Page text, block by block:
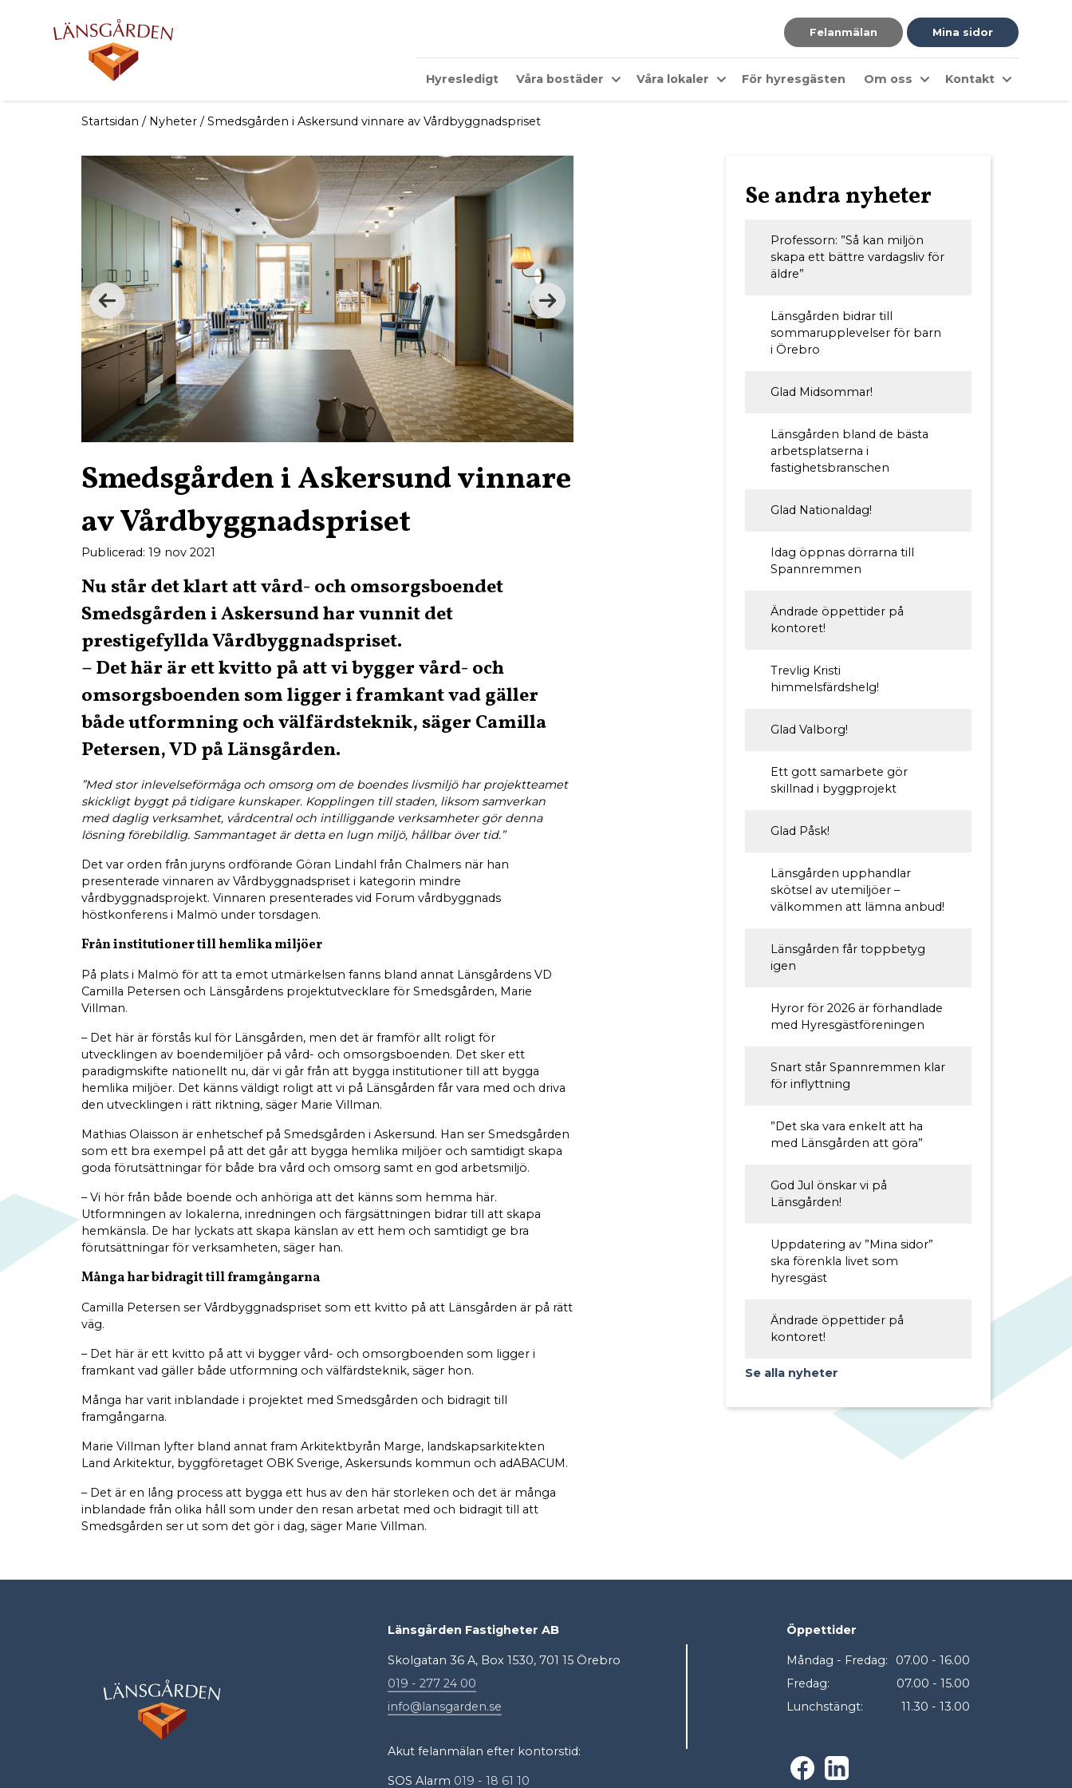
Felanmälan Mina sidor
Hyresledigt Våra bostäder Våra lokaler För hyresgästen Om oss Kontakt
Startsidan / Nyheter /Smedsgården i Askersund vinnare av Vårdbyggnadspriset
Smedsgården i Askersund vinnare
av Vårdbyggnadspriset
Publicerad: 19 nov 2021
Nu står det klart att vård- och omsorgsboendet
Smedsgården i Askersund har vunnit det
prestigefyllda Vårdbyggnadspriset.
– Det här är ett kvitto på att vi bygger vård- och
omsorgsboenden som ligger i framkant vad gäller
både utformning och välfärdsteknik, säger Camilla
Petersen, VD på Länsgården.
”Med stor inlevelseförmåga och omsorg om de boendes livsmiljö har projektteamet
skickligt byggt på tidigare kunskaper. Kopplingen till staden, liksom samverkan
med daglig verksamhet, vårdcentral och intilliggande verksamheter gör denna
lösning förebildlig. Sammantaget är detta en lugn miljö, hållbar över tid.”
Det var orden från juryns ordförande Göran Lindahl från Chalmers när han
presenterade vinnaren av Vårdbyggnadspriset i kategorin mindre
vårdbyggnadsprojekt. Vinnaren presenterades vid Forum vårdbyggnads
höstkonferens i Malmö under torsdagen.
Från institutioner till hemlika miljöer
På plats i Malmö för att ta emot utmärkelsen fanns bland annat Länsgårdens VD
Camilla Petersen och Länsgårdens projektutvecklare för Smedsgården, Marie
Villman.
– Det här är förstås kul för Länsgården, men det är framför allt roligt för
utvecklingen av boendemiljöer på vård- och omsorgsboenden. Det sker ett
paradigmskifte nationellt nu, där vi går från att bygga institutioner till att bygga
hemlika miljöer. Det känns väldigt roligt att vi på Länsgården får vara med och driva
den utvecklingen i rätt riktning, säger Marie Villman.
Mathias Olaisson är enhetschef på Smedsgården i Askersund. Han ser Smedsgården
som ett bra exempel på att det går att bygga hemlika miljöer och samtidigt skapa
goda förutsättningar för både bra vård och omsorg samt en god arbetsmiljö.
– Vi hör från både boende och anhöriga att det känns som hemma här.
Utformningen av lokalerna, inredningen och färgsättningen bidrar till att skapa
hemkänsla. De har lyckats att skapa känslan av ett hem och samtidigt ge bra
förutsättningar för verksamheten, säger han.
Många har bidragit till framgångarna
Camilla Petersen ser Vårdbyggnadspriset som ett kvitto på att Länsgården är på rätt
väg.
– Det här är ett kvitto på att vi bygger vård- och omsorgboenden som ligger i
framkant vad gäller både utformning och välfärdsteknik, säger hon.
Många har varit inblandade i projektet med Smedsgården och bidragit till
framgångarna.
Marie Villman lyfter bland annat fram Arkitektbyrån Marge, landskapsarkitekten
Land Arkitektur, byggföretaget OBK Sverige, Askersunds kommun och adABACUM.
– Det är en lång process att bygga ett hus av den här storleken och det är många
inblandade från olika håll som under den resan arbetat med och bidragit till att
Smedsgården ser ut som det gör i dag, säger Marie Villman.
Se andra nyheter
Professorn: ”Så kan miljön
skapa ett bättre vardagsliv för
äldre”
Länsgården bidrar till
sommarupplevelser för barn
i Örebro
Glad Midsommar!
Länsgården bland de bästa
arbetsplatserna i
fastighetsbranschen
Glad Nationaldag!
Idag öppnas dörrarna till
Spannremmen
Ändrade öppettider på
kontoret!
Trevlig Kristi
himmelsfärdshelg!
Glad Valborg!
Ett gott samarbete gör
skillnad i byggprojekt
Glad Påsk!
Länsgården upphandlar
skötsel av utemiljöer –
välkommen att lämna anbud!
Länsgården får toppbetyg
igen
Hyror för 2026 är förhandlade
med Hyresgästföreningen
Snart står Spannremmen klar
för inflyttning
”Det ska vara enkelt att ha
med Länsgården att göra”
God Jul önskar vi på
Länsgården!
Uppdatering av ”Mina sidor”
ska förenkla livet som
hyresgäst
Ändrade öppettider på
kontoret!
Se alla nyheter
Länsgården Fastigheter AB
Skolgatan 36 A, Box 1530, 701 15 Örebro
019 - 277 24 00
info@lansgarden.se
Akut felanmälan efter kontorstid:
SOS Alarm 019 - 18 61 10
Öppettider
Måndag - Fredag:
07.00 - 16.00
Fredag:
07.00 - 15.00
Lunchstängt:
11.30 - 13.00